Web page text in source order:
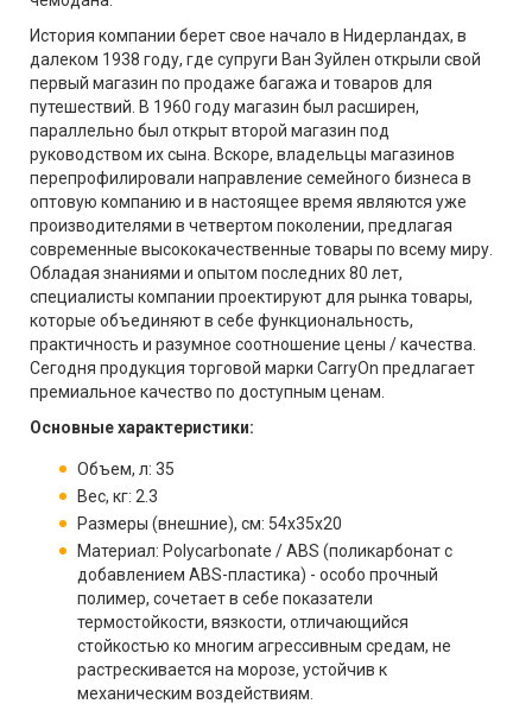
История компании берет свое начало в Нидерландах, в
далеком 1938 году, где супруги Ван Зуйлен открыли свой
первый магазин по продаже багажа и товаров для
путешествий. В 1960 году магазин был расширен,
параллельно был открыт второй магазин под
руководством их сына. Вскоре, владельцы магазинов
перепрофилировали направление семейного бизнеса в
оптовую компанию и в настоящее время являются уже
производителями в четвертом поколении, предлагая
современные высококачественные товары по всему миру.
Обладая знаниями и опытом последних 80 лет,
специалисты компании проектируют для рынка товары,
которые объединяют в себе функциональность,
практичность и разумное соотношение цены / качества.
Сегодня продукция торговой марки CarryOn предлагает
премиальное качество по доступным ценам.
Основные характеристики:
Объем, л: 35
Вес, кг: 2.3
Размеры (внешние), см: 54x35x20
Материал: Polycarbonate / ABS (поликарбонат с
добавлением ABS-пластика) - особо прочный
полимер, сочетает в себе показатели
термостойкости, вязкости, отличающийся
стойкостью ко многим агрессивным средам, не
растрескивается на морозе, устойчив к
механическим воздействиям.